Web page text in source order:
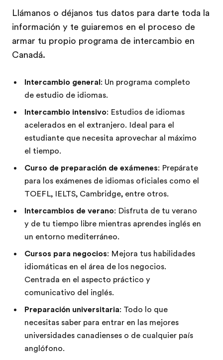
Llámanos o déjanos tus datos para darte toda la
información y te guiaremos en el proceso de
armar tu propio programa de intercambio en
Canadá.
Intercambio general: Un programa completo
de estudio de idiomas.
Intercambio intensivo: Estudios de idiomas
acelerados en el extranjero. Ideal para el
estudiante que necesita aprovechar al máximo
el tiempo.
Curso de preparación de exámenes: Prepárate
para los exámenes de idiomas oficiales como el
TOEFL, IELTS, Cambridge, entre otros.
Intercambios de verano: Disfruta de tu verano
y de tu tiempo libre mientras aprendes inglés en
un entorno mediterráneo.
Cursos para negocios: Mejora tus habilidades
idiomáticas en el área de los negocios.
Centrada en el aspecto práctico y
comunicativo del inglés.
Preparación universitaria: Todo lo que
necesitas saber para entrar en las mejores
universidades canadienses o de cualquier país
anglófono.